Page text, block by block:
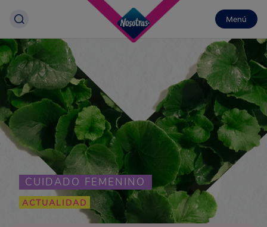
Menú
CUIDADO FEMENINO
ACTUALIDAD